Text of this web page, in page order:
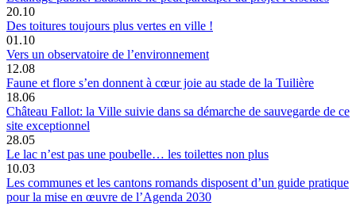
20.10
Des toitures toujours plus vertes en ville !
01.10
Vers un observatoire de l’environnement
12.08
Faune et flore s’en donnent à cœur joie au stade de la Tuilière
18.06
Château Fallot: la Ville suivie dans sa démarche de sauvegarde de ce
site exceptionnel
28.05
Le lac n’est pas une poubelle… les toilettes non plus
10.03
Les communes et les cantons romands disposent d’un guide pratique
pour la mise en œuvre de l’Agenda 2030